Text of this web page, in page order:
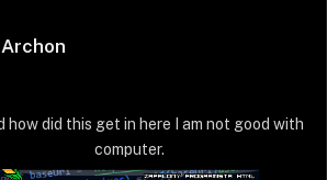
how did this get in here I am not good with
computer.